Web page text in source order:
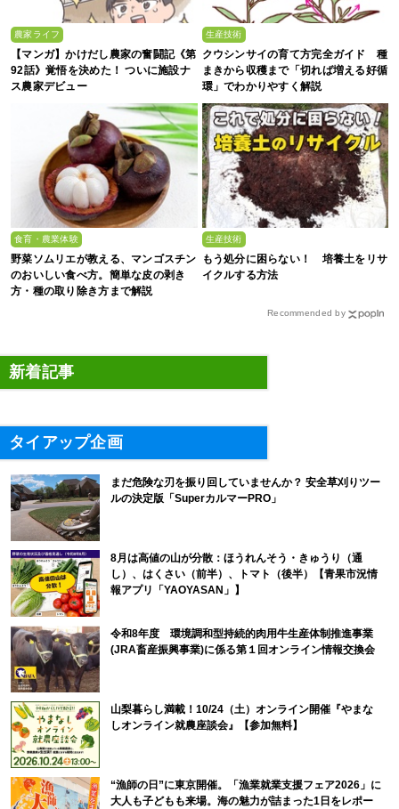
農家ライフ
【マンガ】かけだし農家の奮闘記《第
92話》覚悟を決めた！ ついに施設ナ
ス農家デビュー
生産技術
クウシンサイの育て方完全ガイド 種
まきから収穫まで「切れば増える好循
環」でわかりやすく解説
食育・農業体験
野菜ソムリエが教える、マンゴスチン
のおいしい食べ方。簡単な皮の剥き
方・種の取り除き方まで解説
生産技術
もう処分に困らない！ 培養土をリサ
イクルする方法
Recommended by
新着記事
タイアップ企画
まだ危険な刃を振り回していませんか？ 安全草刈りツー
ルの決定版「SuperカルマーPRO」
8月は高値の山が分散：ほうれんそう・きゅうり（通
し）、はくさい（前半）、トマト（後半）【青果市況情
報アプリ「YAOYASAN」】
令和8年度 環境調和型持続的肉用牛生産体制推進事業
(JRA畜産振興事業)に係る第１回オンライン情報交換会
山梨暮らし満載！10/24（土）オンライン開催『やまな
しオンライン就農座談会』【参加無料】
“漁師の日”に東京開催。「漁業就業支援フェア2026」に
大人も子どもも来場。海の魅力が詰まった1日をレポー